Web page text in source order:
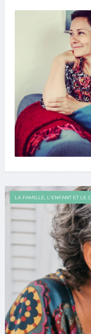
LA FAMILLE, L'ENFANT ET LE